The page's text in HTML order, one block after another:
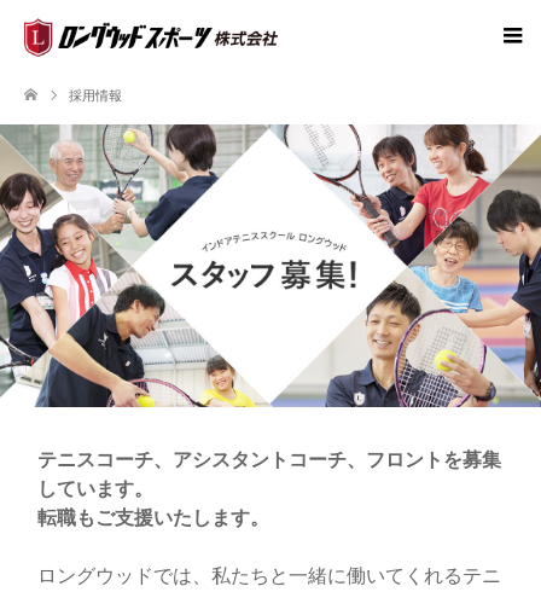
採用情報
テニスコーチ、アシスタントコーチ、フロントを募集
しています。
転職もご支援いたします。
ロングウッドでは、私たちと一緒に働いてくれるテニ